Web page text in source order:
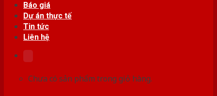
Báo giá
Dự án thực tế
Tin tức
Liên hệ
Chưa có sản phẩm trong giỏ hàng.